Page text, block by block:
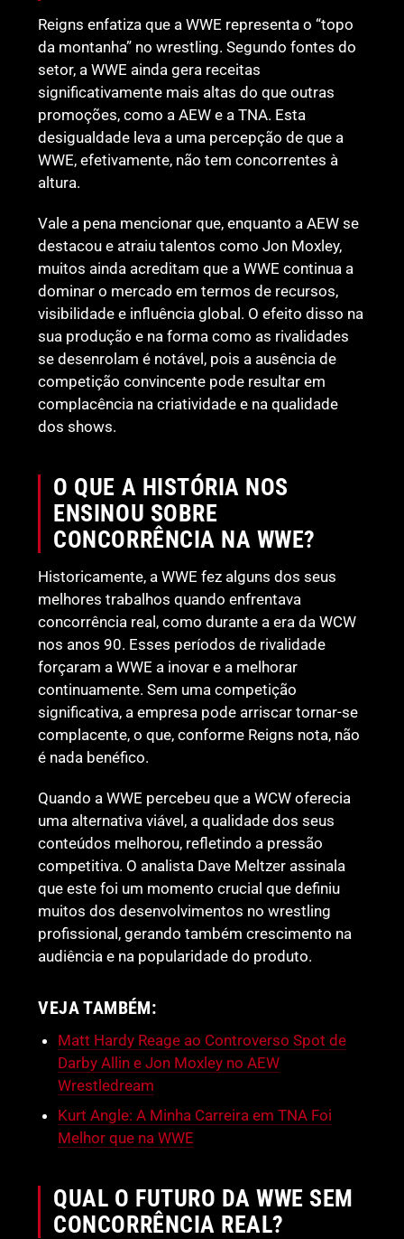
Reigns enfatiza que a WWE representa o “topo
da montanha” no wrestling. Segundo fontes do
setor, a WWE ainda gera receitas
significativamente mais altas do que outras
promoções, como a AEW e a TNA. Esta
desigualdade leva a uma percepção de que a
WWE, efetivamente, não tem concorrentes à
altura.
Vale a pena mencionar que, enquanto a AEW se
destacou e atraiu talentos como Jon Moxley,
muitos ainda acreditam que a WWE continua a
dominar o mercado em termos de recursos,
visibilidade e influência global. O efeito disso na
sua produção e na forma como as rivalidades
se desenrolam é notável, pois a ausência de
competição convincente pode resultar em
complacência na criatividade e na qualidade
dos shows.
O QUE A HISTÓRIA NOS
ENSINOU SOBRE
CONCORRÊNCIA NA WWE?
Historicamente, a WWE fez alguns dos seus
melhores trabalhos quando enfrentava
concorrência real, como durante a era da WCW
nos anos 90. Esses períodos de rivalidade
forçaram a WWE a inovar e a melhorar
continuamente. Sem uma competição
significativa, a empresa pode arriscar tornar-se
complacente, o que, conforme Reigns nota, não
é nada benéfico.
Quando a WWE percebeu que a WCW oferecia
uma alternativa viável, a qualidade dos seus
conteúdos melhorou, refletindo a pressão
competitiva. O analista Dave Meltzer assinala
que este foi um momento crucial que definiu
muitos dos desenvolvimentos no wrestling
profissional, gerando também crescimento na
audiência e na popularidade do produto.
VEJA TAMBÉM:
Matt Hardy Reage ao Controverso Spot de
Darby Allin e Jon Moxley no AEW
Wrestledream
Kurt Angle: A Minha Carreira em TNA Foi
Melhor que na WWE
QUAL O FUTURO DA WWE SEM
CONCORRÊNCIA REAL?